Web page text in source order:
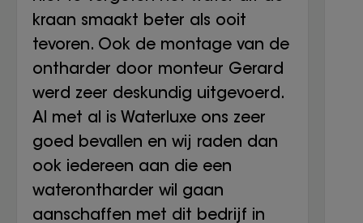
kraan smaakt beter als ooit
tevoren. Ook de montage van de
ontharder door monteur Gerard
werd zeer deskundig uitgevoerd.
Al met al is Waterluxe ons zeer
goed bevallen en wij raden dan
ook iedereen aan die een
waterontharder wil gaan
aanschaffen met dit bedrijf in